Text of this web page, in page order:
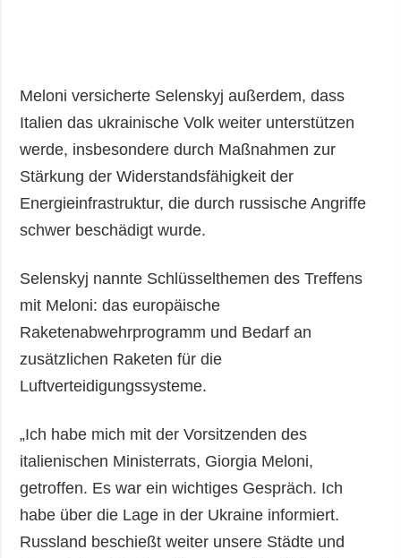
Meloni versicherte Selenskyj außerdem, dass
Italien das ukrainische Volk weiter unterstützen
werde, insbesondere durch Maßnahmen zur
Stärkung der Widerstandsfähigkeit der
Energieinfrastruktur, die durch russische Angriffe
schwer beschädigt wurde.
Selenskyj nannte Schlüsselthemen des Treffens
mit Meloni: das europäische
Raketenabwehrprogramm und Bedarf an
zusätzlichen Raketen für die
Luftverteidigungssysteme.
„Ich habe mich mit der Vorsitzenden des
italienischen Ministerrats, Giorgia Meloni,
getroffen. Es war ein wichtiges Gespräch. Ich
habe über die Lage in der Ukraine informiert.
Russland beschießt weiter unsere Städte und